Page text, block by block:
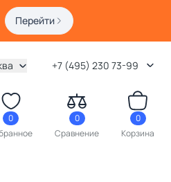
Перейти
+7 (495) 230 73-99
0
0
Сравнение
0
Корзина